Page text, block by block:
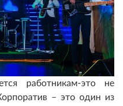
работникам-это не
– это один из